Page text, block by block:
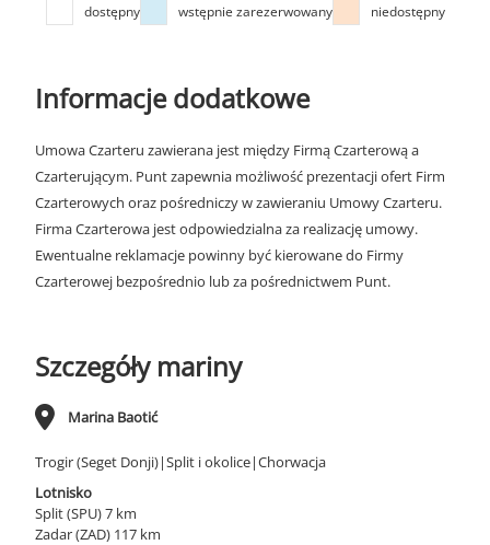
dostępny wstępnie zarezerwowany niedostępny
Informacje dodatkowe
Umowa Czarteru zawierana jest między Firmą Czarterową a
Czarterującym. Punt zapewnia możliwość prezentacji ofert Firm
Czarterowych oraz pośredniczy w zawieraniu Umowy Czarteru.
Firma Czarterowa jest odpowiedzialna za realizację umowy.
Ewentualne reklamacje powinny być kierowane do Firmy
Czarterowej bezpośrednio lub za pośrednictwem Punt.
Szczegóły mariny
Marina Baotić
Trogir (Seget Donji)|Split i okolice|Chorwacja
Lotnisko
Split (SPU) 7 km
Zadar (ZAD) 117 km